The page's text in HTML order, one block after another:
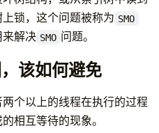
锁，这个问题被称为 SMO
解决 SMO 问题。
该如何避免
个以上的线程在执行的过程
相互等待的现象。